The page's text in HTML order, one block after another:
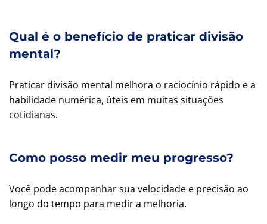
Qual é o benefício de praticar divisão
mental?
Praticar divisão mental melhora o raciocínio rápido e a
habilidade numérica, úteis em muitas situações
cotidianas.
Como posso medir meu progresso?
Você pode acompanhar sua velocidade e precisão ao
longo do tempo para medir a melhoria.